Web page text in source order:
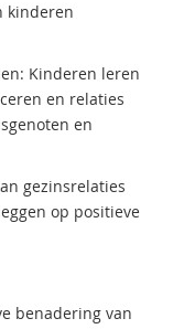
kinderen
Kinderen leren
en relaties
en
gezinsrelaties
op positieve
benadering van